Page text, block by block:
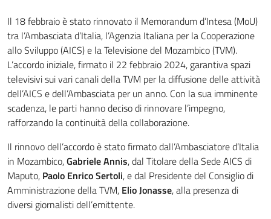
Il 18 febbraio è stato rinnovato il Memorandum d’Intesa (MoU)
tra l’Ambasciata d’Italia, l’Agenzia Italiana per la Cooperazione
allo Sviluppo (AICS) e la Televisione del Mozambico (TVM).
L’accordo iniziale, firmato il 22 febbraio 2024, garantiva spazi
televisivi sui vari canali della TVM per la diffusione delle attività
dell’AICS e dell’Ambasciata per un anno. Con la sua imminente
scadenza, le parti hanno deciso di rinnovare l’impegno,
rafforzando la continuità della collaborazione.
Il rinnovo dell’accordo è stato firmato dall’Ambasciatore d’Italia
in Mozambico,Gabriele Annis, dal Titolare della Sede AICS di
Maputo, Paolo Enrico Sertoli, e dal Presidente del Consiglio di
Amministrazione della TVM, Elio Jonasse, alla presenza di
diversi giornalisti dell’emittente.